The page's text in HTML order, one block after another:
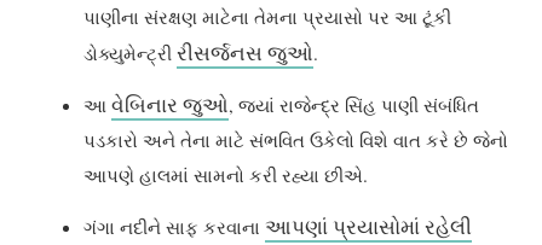
પાણીના સંરક્ષણ માટેના તેમના પ્રયાસો પર આ ટૂંકી
ડોક્યુમેન્ટ્રીરીસર્જનસ જુઓ.
આવેબિનાર જુઓ, જ્યાં રાજેન્દ્ર સિંહ પાણી સંબંધિત
પડકારો અને તેના માટે સંભવિત ઉકેલો વિશે વાત કરે છે જેનો
આપણે હાલમાં સામનો કરી રહ્યા છીએ.
ગંગા નદીને સાફ કરવાનાઆપણાં પ્રયાસોમાં રહેલી